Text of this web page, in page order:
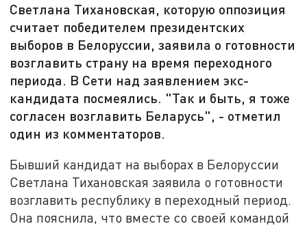
Светлана Тихановская, которую оппозиция
считает победителем президентских
выборов в Белоруссии, заявила о готовности
возглавить страну на время переходного
периода. В Сети над заявлением экс-
кандидата посмеялись. "Так и быть, я тоже
согласен возглавить Беларусь", - отметил
один из комментаторов.
Бывший кандидат на выборах в Белоруссии
Светлана Тихановская заявила о готовности
возглавить республику в переходный период.
Она пояснила, что вместе со своей командой